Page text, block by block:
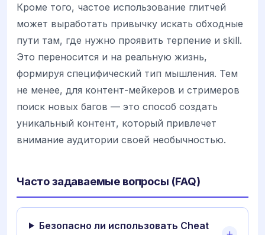
Кроме того, частое использование глитчей
может выработать привычку искать обходные
пути там, где нужно проявить терпение и skill.
Это переносится и на реальную жизнь,
формируя специфический тип мышления. Тем
не менее, для контент-мейкеров и стримеров
поиск новых багов — это способ создать
уникальный контент, который привлечет
внимание аудитории своей необычностью.
Часто задаваемые вопросы (FAQ)
Безопасно ли использовать Cheat